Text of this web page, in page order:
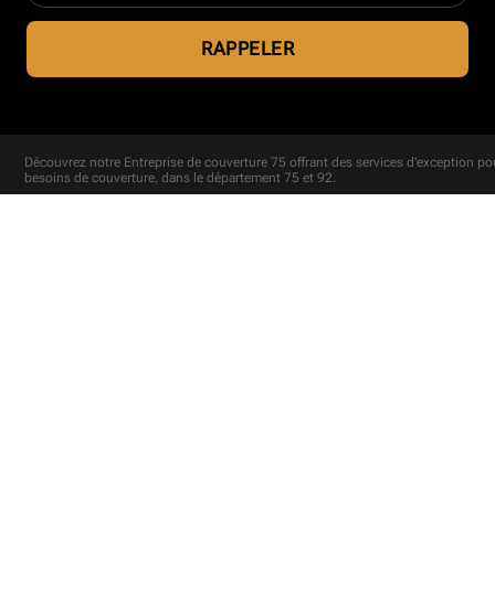
Découvrez notre Entreprise de couverture 75 offrant des services d'exception
besoins de couverture, dans le département 75 et 92.